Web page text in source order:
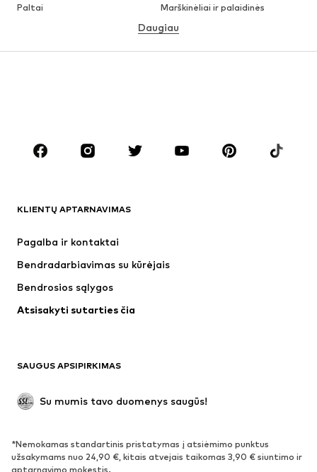
Paltai
Marškinėliai ir palaidinės
Apatiniai
Aksesuarai
Premium
Naujienos
Apatiniai
Paltai
Proginiai
Išskirtiniai
BATAI
Daugiau
KLIENTŲ APTARNAVIMAS
Pagalba ir kontaktai
Bendradarbiavimas su kūrėjais
Bendrosios sąlygos
Atsisakyti sutarties čia
SAUGUS APSIPIRKIMAS
Su mumis tavo duomenys saugūs!
*Nemokamas standartinis pristatymas į atsiėmimo punktus
užsakymams nuo 24,90 €, kitais atvejais taikomas 3,90 € siuntimo ir
aptarnavimo mokestis.